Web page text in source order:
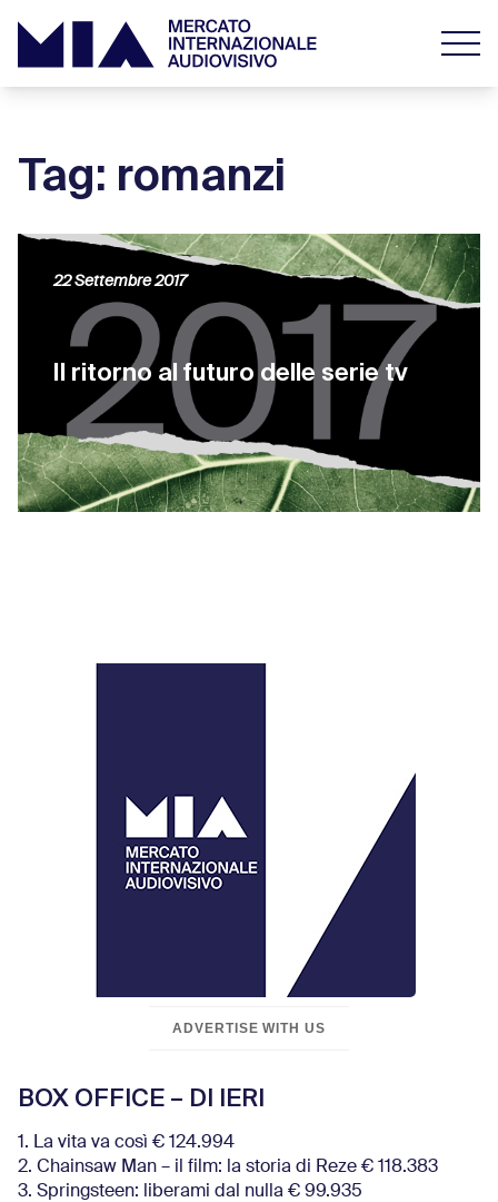
Tag: romanzi
Il ritorno al futuro delle serie tv
22 Settembre 2017
ADVERTISE WITH US
BOX OFFICE – DI IERI
1. La vita va così € 124.994
2. Chainsaw Man – il film: la storia di Reze € 118.383
3. Springsteen: liberami dal nulla € 99.935